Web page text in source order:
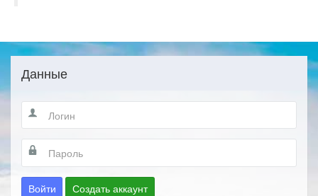
Данные
Войти Создать аккаунт